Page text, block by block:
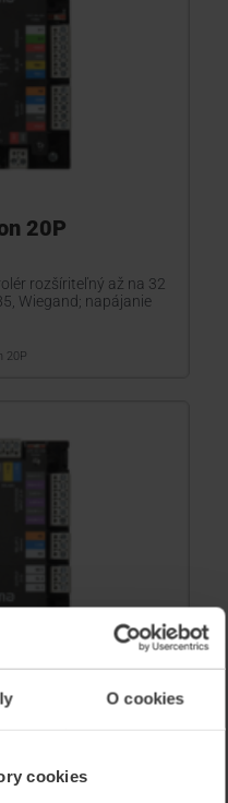
O cookies
cookies
20P
rozšíriteľný až na 32
Wiegand; napájanie
20P